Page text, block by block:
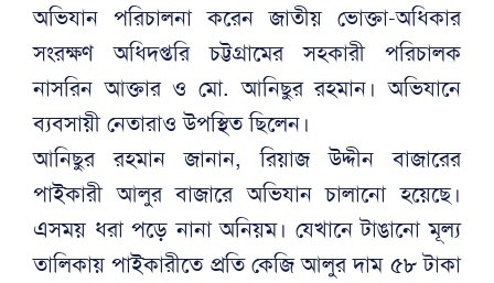
অভিযান পরিচালনা করেন জাতীয় ভোক্তা-অধিকার
সংরক্ষণ অধিদপ্তরি চট্টগ্রামের সহকারী পরিচালক
নাসরিন আক্তার ও মো. আনিছুর রহমান। অভিযানে
ব্যবসায়ী নেতারাও উপস্থিত ছিলেন।
আনিছুর রহমান জানান, রিয়াজ উদ্দীন বাজারের
পাইকারী আলুর বাজারে অভিযান চালানো হয়েছে।
এসময় ধরা পড়ে নানা অনিয়ম। যেখানে টাঙানো মূল্য
তালিকায় পাইকারীতে প্রতি কেজি আলুর দাম ৫৮ টাকা